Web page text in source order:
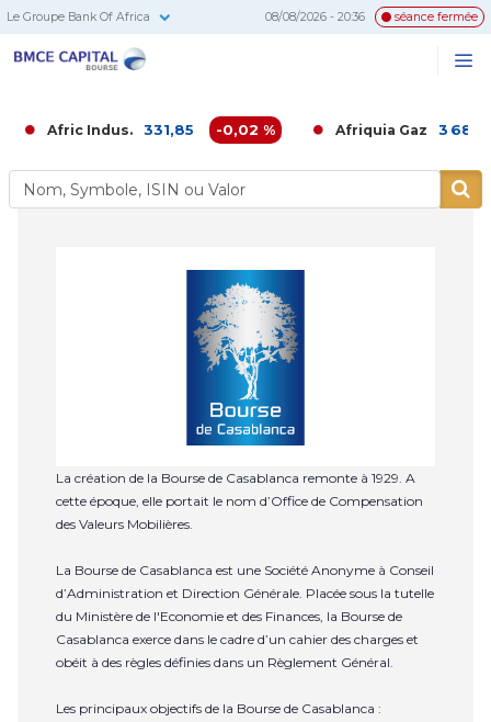
Le Groupe Bank Of Africa 08/08/2026 - 20:36 séance fermée
Afric Indus. 331,85 -0,02 % Afriquia Gaz 3 680,00
La création de la Bourse de Casablanca remonte à 1929. A
cette époque, elle portait le nom d’Office de Compensation
des Valeurs Mobilières.
La Bourse de Casablanca est une Société Anonyme à Conseil
d’Administration et Direction Générale. Placée sous la tutelle
du Ministère de l'Economie et des Finances, la Bourse de
Casablanca exerce dans le cadre d’un cahier des charges et
obéit à des règles définies dans un Règlement Général.
Les principaux objectifs de la Bourse de Casablanca :